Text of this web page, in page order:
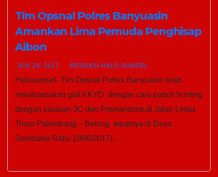
Tim Opsnal Polres Banyuasin
Amankan Lima Pemuda Penghisap
Aibon
JUN 29, 2017 REDAKSI HALO SUMSEL
Halosumsel- Tim Opsnal Polres Banyuasin telah
melaksanakan giat KKYD dengan cara patroli hunting
dengan sasaran 3C dan Premanisme.di Jalan Lintas
Timur Palembang – Betung tepatnya di Desa
Sembawa Rabu (28/6/2017).…